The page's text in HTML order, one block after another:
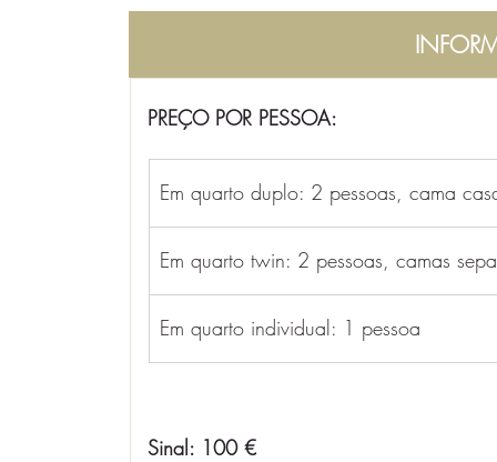
PREÇO POR PESSOA:
Em quarto duplo: 2 pessoas, cama
Em quarto twin: 2 pessoas, camas
Em quarto individual: 1 pessoa
Sinal: 100 €